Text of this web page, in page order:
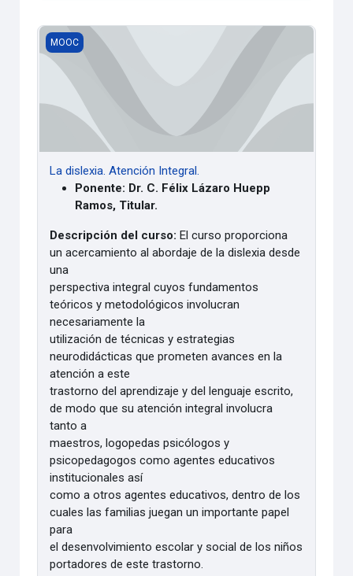
La dislexia. Atención Integral.
MOOC
La dislexia. Atención Integral.
Ponente: Dr. C. Félix Lázaro Huepp
Ramos, Titular.
Descripción del curso: El curso proporciona
un acercamiento al abordaje de la dislexia desde
una
perspectiva integral cuyos fundamentos
teóricos y metodológicos involucran
necesariamente la
utilización de técnicas y estrategias
neurodidácticas que prometen avances en la
atención a este
trastorno del aprendizaje y del lenguaje escrito,
de modo que su atención integral involucra
tanto a
maestros, logopedas psicólogos y
psicopedagogos como agentes educativos
institucionales así
como a otros agentes educativos, dentro de los
cuales las familias juegan un importante papel
para
el desenvolvimiento escolar y social de los niños
portadores de este trastorno.